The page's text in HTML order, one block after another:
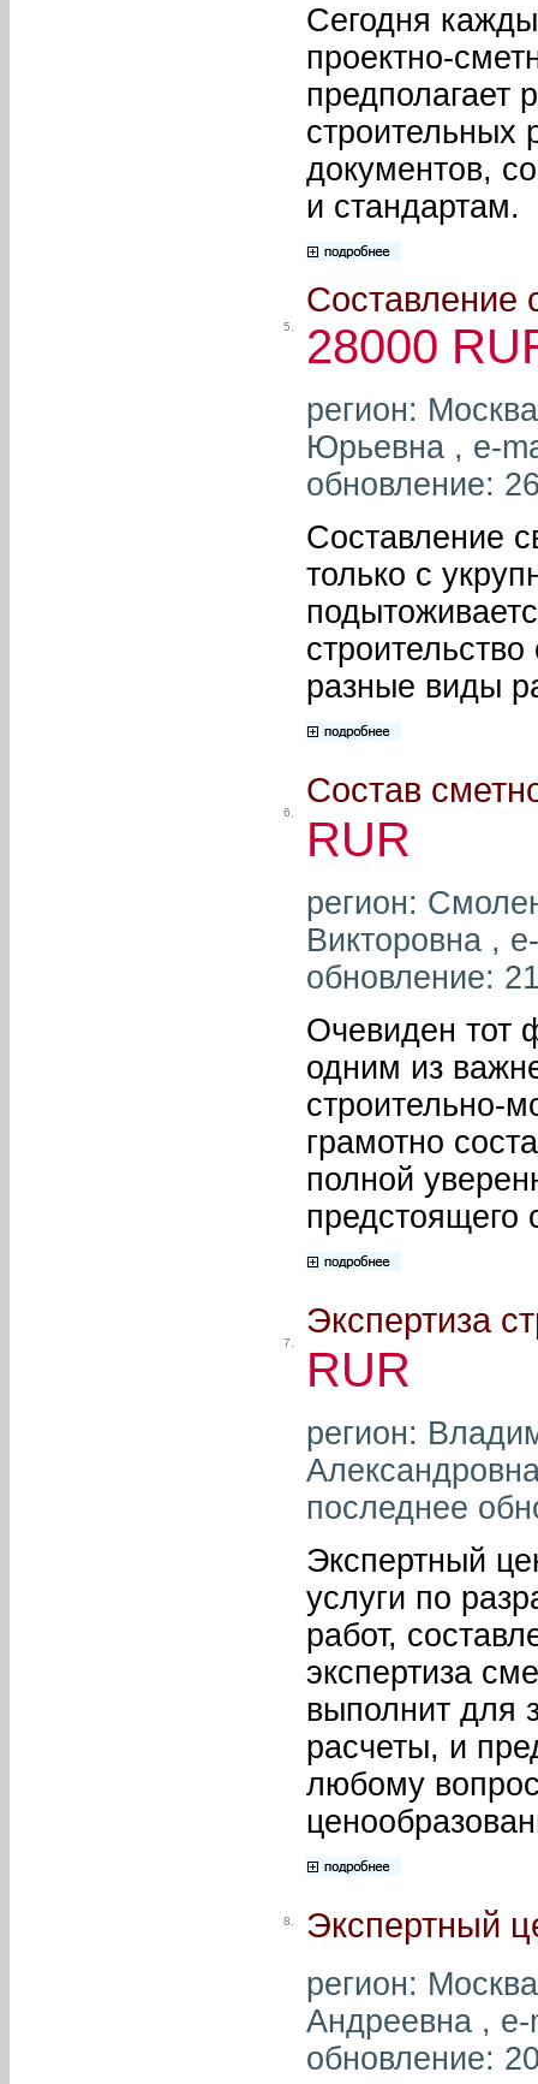
Сегодня
проектно-
предполагает
строительных
документов,
и стандартам.
5.
Составление
28000
регион:
Юрьевна , e-
обновление:
Составление
только с
разные виды
6.
Состав
RUR
регион:
Викторовна ,
обновление:
Очевиден тот
одним из
строительно-
грамотно
полной
предстоящего
7.
Экспертиза
RUR
регион:
последнее
Экспертный
услуги по
работ,
экспертиза
выполнит для
расчеты, и
любому
8. Экспертный
регион:
Андреевна ,
обновление: